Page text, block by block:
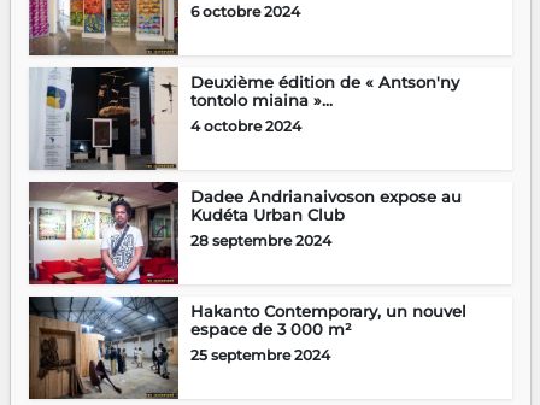
6 octobre 2024
Deuxième édition de « Antson'ny
tontolo miaina »...
4 octobre 2024
Dadee Andrianaivoson expose au
Kudéta Urban Club
28 septembre 2024
Hakanto Contemporary, un nouvel
espace de 3 000 m²
25 septembre 2024